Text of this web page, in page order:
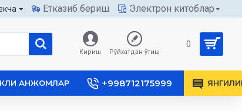
Етказиб бериш Электрон китоблар
Кириш Рўйхатдан ўтиш
0
АНЖОМЛАР +998712175999